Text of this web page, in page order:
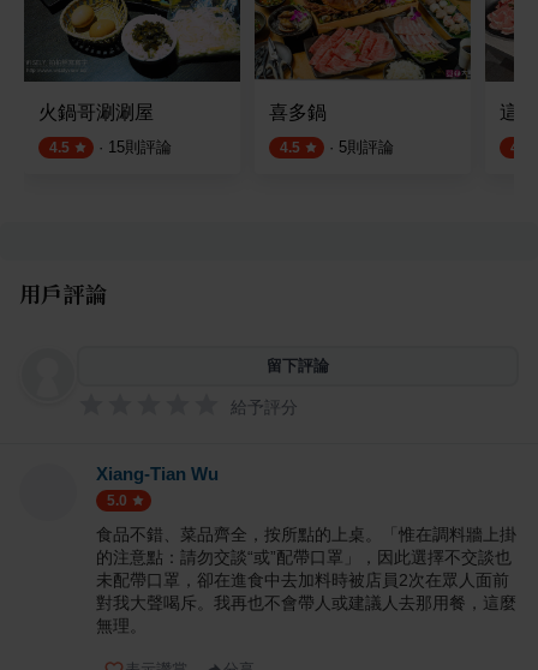
火鍋哥涮涮屋
4.5 · 15則評論
喜多鍋
4.5 · 5則評論
這
4.5
用戶評論
留下評論
給予評分
Xiang-Tian Wu
5.0
食品不錯、菜品齊全，按所點的上桌。「惟在調料牆上掛
的注意點：請勿交談“或”配帶口罩」，因此選擇不交談也
未配帶口罩，卻在進食中去加料時被店員2次在眾人面前
對我大聲喝斥。我再也不會帶人或建議人去那用餐，這麼
無理。